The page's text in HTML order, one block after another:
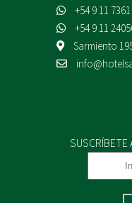
+54 9 11
+54 9 11
Sarmiento
SUSCRÍBETE